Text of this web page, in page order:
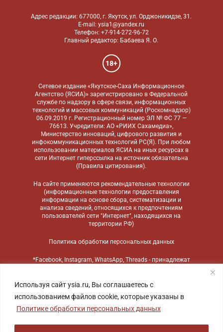
Используя сайт ysia.ru, Вы соглашаетесь с
использованием файлов cookie, которые указаны в
Политике обработки персональных данных
Адрес редакции: 677000, г. Якутск, ул. Орджоникидзе, 31.
E-mail: ysia1@yandex.ru
Телефон: +7-914-272-96-72
Главный редактор: Бабаева Я. О.
18+
Сетевое издание «Якутское-Саха Информационное
Агентство (ЯСИА)» зарегистрировано в Федеральной
службе по надзору в сфере связи, информационных
технологий и массовых коммуникаций (Роскомнадзор)
06.09.2019 г. Регистрационный номер ЭЛ № ФС 77 —
76613. Учредители: АО «РИИХ Сахамедиа»,
Министерство инноваций, цифрового развития и
инфокоммуникационных технологий РС(Я). При любом
использовании материалов ЯСИА на иных ресурсах в
сети Интернет гиперссылка на источник обязательна
(Правила цитирования).
На сайте применяются рекомендательные технологии
(информационные технологии предоставления
информации на основе сбора, систематизации и
анализа сведений, относящихся к предпочтениям
пользователей сети "Интернет", находящихся на
территории РФ)
Политика обработки персональных данных
*Facebook, Instagram, WhatsApp, Threads - принадлежат